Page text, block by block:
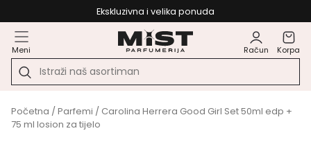
Ekskluzivna i velika ponuda
Meni Račun Korpa
Početna /Parfemi / Carolina Herrera Good Girl Set 50ml edp +
75 ml losion za tijelo